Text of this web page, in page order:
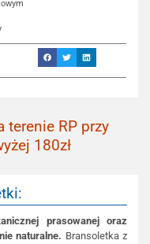
terenie RP przy
180zł
prasowanej oraz
naturalne. Bransoletka z